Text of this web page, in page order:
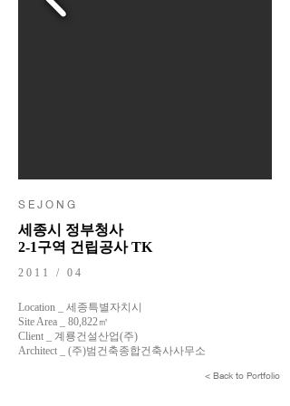
S E J O N G
세종시 정부청사
2-1구역 건립공사 TK
2011 / 04
Location _ 세종특별자치시
Site Area _ 80,822㎡
Client _ 계룡건설산업(주)
Architect _ (주)범건축종합건축사사무소
< Back to Portfolio